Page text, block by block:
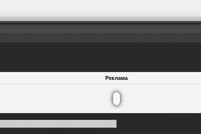
Реклама